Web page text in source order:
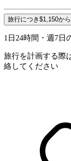
旅行につき$1,150か
1日24時間・週7日
旅行を計画する際
絡してください